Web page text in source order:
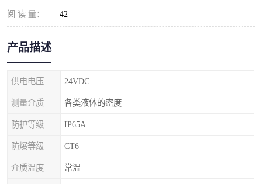
阅 读 量： 42
产品描述
供电电压 24VDC
测量介质 各类液体的密度
防护等级 IP65A
防爆等级 CT6
介质温度 常温